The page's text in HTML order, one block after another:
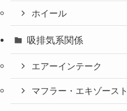
ホイール
吸排気系関係
エアーインテーク
マフラー・エキゾースト